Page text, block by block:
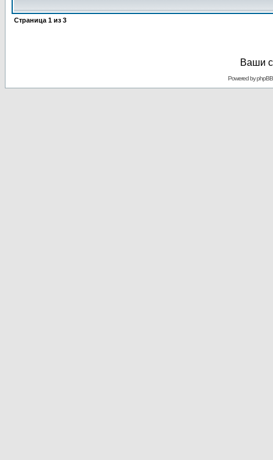
Страница 1 из 3
Ваши
Powered byphpBB